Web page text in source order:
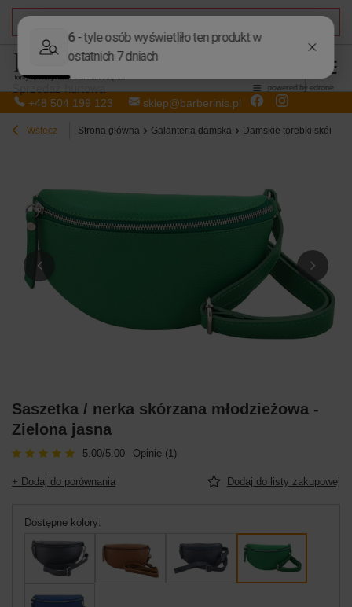
+48 504 199 123 sklep@barberinis.pl
Wstecz Strona główna Galanteria damska Damskie torebki
Saszetka / nerka skórzana młodzieżowa -
Zielona jasna
5.00/5.00 Opinie (1)
+ Dodaj do porównania Dodaj do listy zakupowej
Dostępne kolory